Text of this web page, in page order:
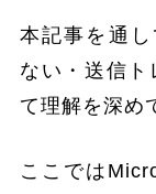
本記事を通
ない・送信ト
て理解を深め
ここでは